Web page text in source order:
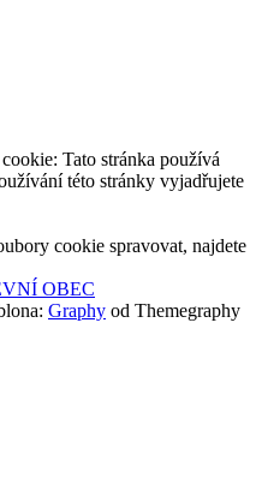
Tato stránka používá
této stránky vyjadřujete
cookie spravovat, najdete
OBEC
Graphy od Themegraphy